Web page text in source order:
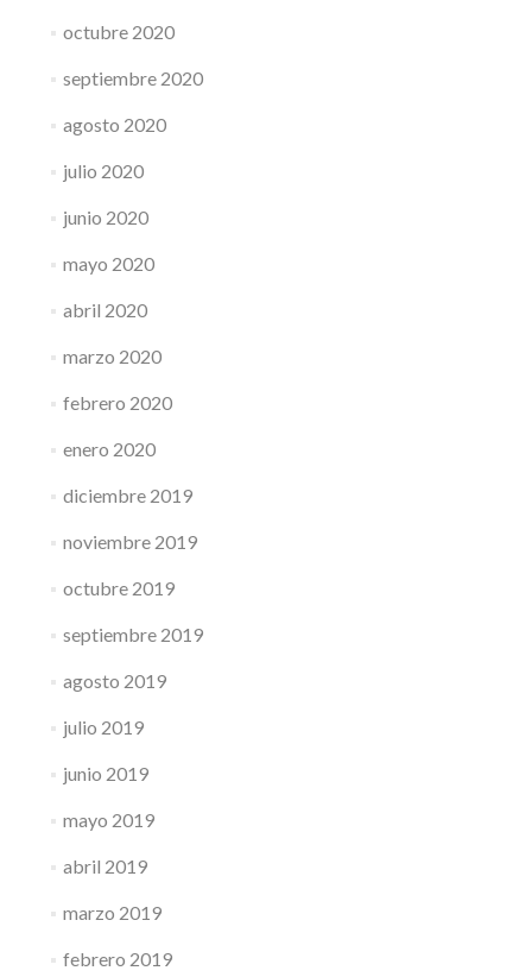
octubre 2020
septiembre 2020
agosto 2020
julio 2020
junio 2020
mayo 2020
abril 2020
marzo 2020
febrero 2020
enero 2020
diciembre 2019
noviembre 2019
octubre 2019
septiembre 2019
agosto 2019
julio 2019
junio 2019
mayo 2019
abril 2019
marzo 2019
febrero 2019